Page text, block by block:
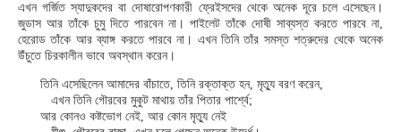
এখন গর্জিত স্যাদুকদের বা দোষারোপণকারী ফ্রেইসদের থেকে অনেক দূরে চলে এসেছেন।
জুডাস আর তাঁকে চুমু দিতে পারবেন না। পাইলেট তাঁকে দোষী সাব্যস্ত করতে পারবে না,
হেরোড তাঁকে আর ব্যাঙ্গ করতে পারবে না। এখন তিনি তাঁর সমস্ত শত্রুদের থেকে অনেক
উঁচুতে চিরকালীন ভাবে অবস্থান করেন।
তিনি এসেছিলেন আমাদের বাঁচাতে, তিনি রক্তাক্ত হন, মৃত্যু বরণ করেন,
এখন তিনি গৌরবের মুকুট মাথায় তাঁর পিতার পার্শ্বে;
আর কোনও কষ্টভোগ নেই, আর কোন মৃত্যু নেই